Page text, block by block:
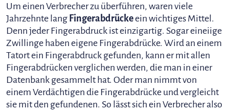
Um einen Verbrecher zu überführen, waren viele
Jahrzehnte lang Fingerabdrückeein wichtiges Mittel.
Denn jeder Fingerabdruck ist einzigartig. Sogar eineiige
Zwillinge haben eigene Fingerabdrücke. Wird an einem
Tatort ein Fingerabdruck gefunden, kann er mit allen
Fingerabdrücken verglichen werden, die man in einer
Datenbank gesammelt hat. Oder man nimmt von
einem Verdächtigen die Fingerabdrücke und vergleicht
sie mit den gefundenen. So lässt sich ein Verbrecher also